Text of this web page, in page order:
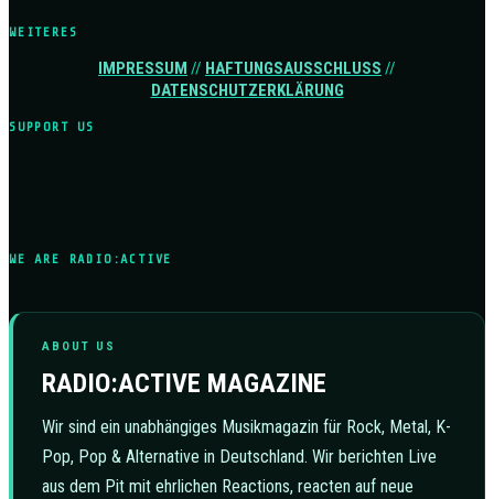
WEITERES
IMPRESSUM // HAFTUNGSAUSSCHLUSS //
DATENSCHUTZERKLÄRUNG
SUPPORT US
WE ARE RADIO:ACTIVE
ABOUT US
RADIO:ACTIVE MAGAZINE
Wir sind ein unabhängiges Musikmagazin für Rock, Metal, K-
Pop, Pop & Alternative in Deutschland. Wir berichten Live
aus dem Pit mit ehrlichen Reactions, reacten auf neue